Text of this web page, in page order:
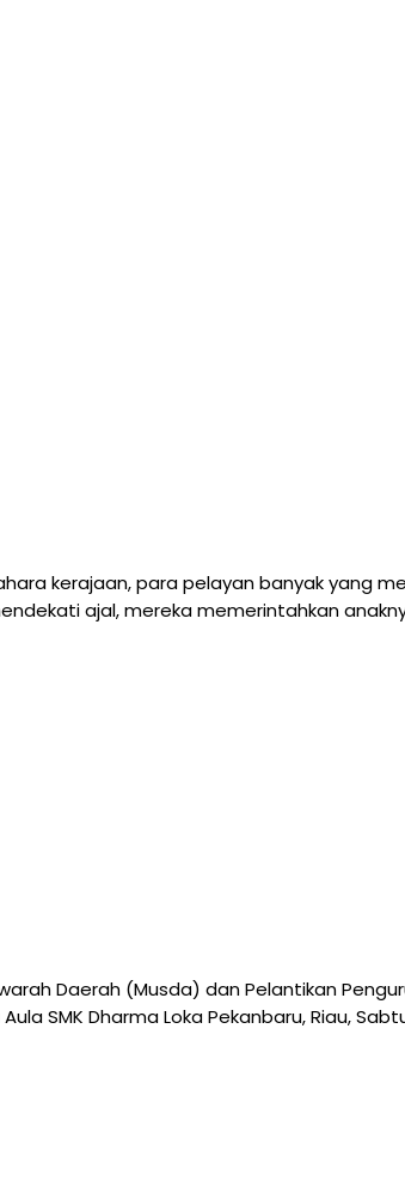
kerajaan, para pelayan banyak yang
ajal, mereka memerintahkan
Daerah (Musda) dan Pelantikan
SMK Dharma Loka Pekanbaru, Riau,